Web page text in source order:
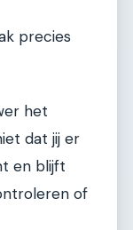
precies
het
dat jij er
en blijft
of